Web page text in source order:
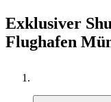
Exklusiver
Flughafen